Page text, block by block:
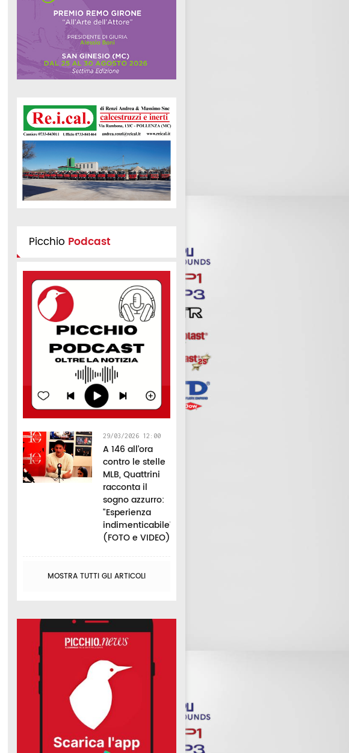
Picchio Podcast
29/03/2026 12:00
A 146 all’ora
contro le stelle
MLB, Quattrini
racconta il
sogno azzurro:
"Esperienza
indimenticabile"
(FOTO e VIDEO)
MOSTRA TUTTI GLI ARTICOLI